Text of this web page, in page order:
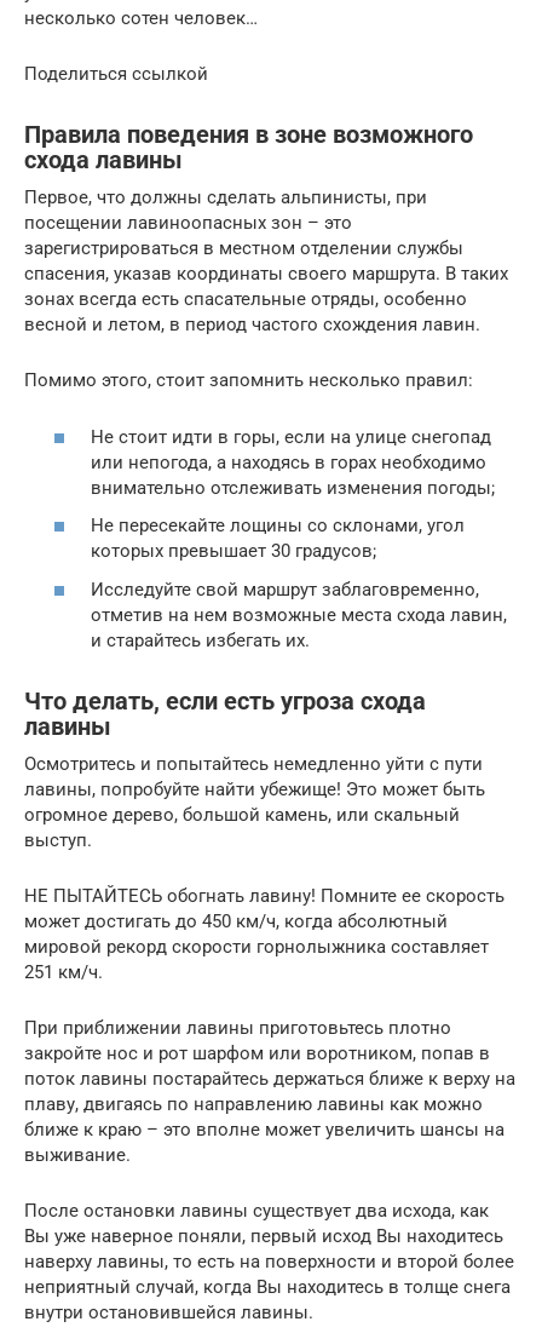
несколько сотен человек…
Поделиться ссылкой
Правила поведения в зоне возможного
схода лавины
Первое, что должны сделать альпинисты, при
посещении лавиноопасных зон – это
зарегистрироваться в местном отделении службы
спасения, указав координаты своего маршрута. В таких
зонах всегда есть спасательные отряды, особенно
весной и летом, в период частого схождения лавин.
Помимо этого, стоит запомнить несколько правил:
Не стоит идти в горы, если на улице снегопад
или непогода, а находясь в горах необходимо
внимательно отслеживать изменения погоды;
Не пересекайте лощины со склонами, угол
которых превышает 30 градусов;
Исследуйте свой маршрут заблаговременно,
отметив на нем возможные места схода лавин,
и старайтесь избегать их.
Что делать, если есть угроза схода
лавины
Осмотритесь и попытайтесь немедленно уйти с пути
лавины, попробуйте найти убежище! Это может быть
огромное дерево, большой камень, или скальный
выступ.
НЕ ПЫТАЙТЕСЬ обогнать лавину! Помните ее скорость
может достигать до 450 км/ч, когда абсолютный
мировой рекорд скорости горнолыжника составляет
251 км/ч.
При приближении лавины приготовьтесь плотно
закройте нос и рот шарфом или воротником, попав в
поток лавины постарайтесь держаться ближе к верху на
плаву, двигаясь по направлению лавины как можно
ближе к краю – это вполне может увеличить шансы на
выживание.
После остановки лавины существует два исхода, как
Вы уже наверное поняли, первый исход Вы находитесь
наверху лавины, то есть на поверхности и второй более
неприятный случай, когда Вы находитесь в толще снега
внутри остановившейся лавины.